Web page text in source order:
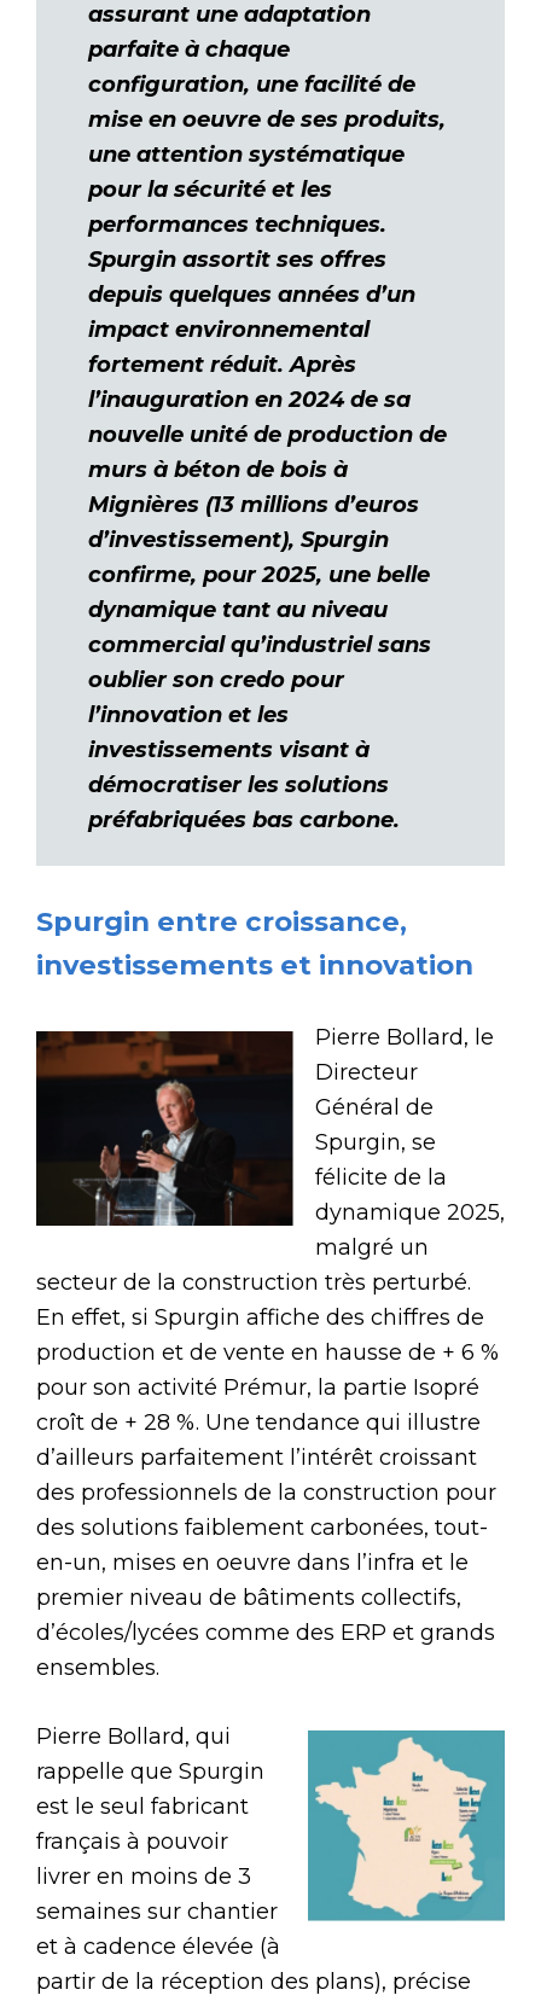
assurant une adaptation
parfaite à chaque
configuration, une facilité de
mise en oeuvre de ses produits,
une attention systématique
pour la sécurité et les
performances techniques.
Spurgin assortit ses offres
depuis quelques années d’un
impact environnemental
fortement réduit. Après
l’inauguration en 2024 de sa
nouvelle unité de production de
murs à béton de bois à
Mignières (13 millions d’euros
d’investissement), Spurgin
confirme, pour 2025, une belle
dynamique tant au niveau
commercial qu’industriel sans
oublier son credo pour
l’innovation et les
investissements visant à
démocratiser les solutions
préfabriquées bas carbone.
Spurgin entre croissance,
investissements et innovation
Pierre Bollard, le
Directeur
Général de
Spurgin, se
félicite de la
dynamique 2025,
malgré un
secteur de la construction très perturbé.
En effet, si Spurgin affiche des chiffres de
production et de vente en hausse de + 6 %
pour son activité Prémur, la partie Isopré
croît de + 28 %. Une tendance qui illustre
d’ailleurs parfaitement l’intérêt croissant
des professionnels de la construction pour
des solutions faiblement carbonées, tout-
en-un, mises en oeuvre dans l’infra et le
premier niveau de bâtiments collectifs,
d’écoles/lycées comme des ERP et grands
ensembles.
Pierre Bollard, qui
rappelle que Spurgin
est le seul fabricant
français à pouvoir
livrer en moins de 3
semaines sur chantier
et à cadence élevée (à
partir de la réception des plans), précise